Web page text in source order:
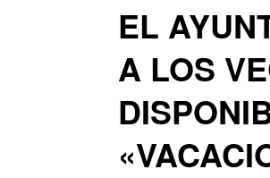
EL
A LOS